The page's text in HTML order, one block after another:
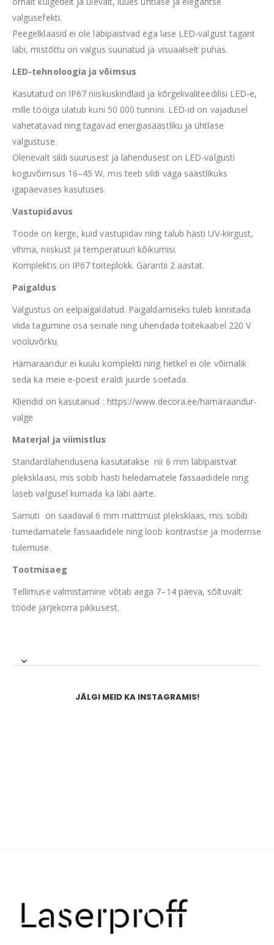
valgusefekti.
Peegelklaasid ei ole läbipaistvad ega lase LED-valgust tagant
läbi, mistõttu on valgus suunatud ja visuaalselt puhas.
LED-tehnoloogia ja võimsus
Kasutatud on IP67 niiskuskindlaid ja kõrgekvaliteedilisi LED-e,
mille tööiga ulatub kuni 50 000 tunnini. LED-id on vajadusel
vahetatavad ning tagavad energiasäästliku ja ühtlase
valgustuse.
Olenevalt sildi suurusest ja lahendusest on LED-valgusti
koguvõimsus 16–45 W, mis teeb sildi väga säästlikuks
igapäevases kasutuses.
Vastupidavus
Toode on kerge, kuid vastupidav ning talub hästi UV-kiirgust,
vihma, niiskust ja temperatuuri kõikumisi.
Komplektis on IP67 toiteplokk. Garantii 2 aastat.
Paigaldus
Valgustus on eelpaigaldatud. Paigaldamiseks tuleb kinnitada
viida tagumine osa seinale ning ühendada toitekaabel 220 V
vooluvõrku.
Hämaraandur ei kuulu komplekti ning hetkel ei ole võimalik
seda ka meie e-poest eraldi juurde soetada.
Kliendid on kasutanud : https://www.decora.ee/hamaraandur-
valge
Materjal ja viimistlus
Standardlahendusena kasutatakse nii 6 mm läbipaistvat
pleksklaasi, mis sobib hästi heledamatele fassaadidele ning
laseb valgusel kumada ka läbi äärte.
Samuti on saadaval 6 mm mattmust pleksklaas, mis sobib
tumedamatele fassaadidele ning loob kontrastse ja modernse
tulemuse.
Tootmisaeg
Tellimuse valmistamine võtab aega 7–14 päeva, sõltuvalt
tööde järjekorra pikkusest.
JÄLGI MEID KA INSTAGRAMIS!